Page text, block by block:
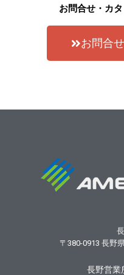
お問合せ・カ
お問合
〒380-0913 長野
長野営業